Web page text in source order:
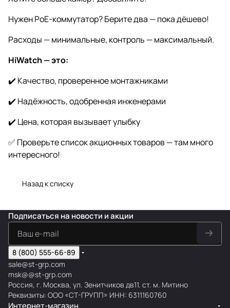
Нужен PoE-коммутатор? Берите два — пока дёшево!
Расходы — минимальные, контроль — максимальный.
HiWatch — это:
✔️ Качество, проверенное монтажниками
✔️ Надёжность, одобренная инженерами
✔️ Цена, которая вызывает улыбку
✅ Проверьте список акционных товаров — там много
интересного!
Назад к списку
Подписаться на новости и акции
8 (800) 555-66-89
sale@st-grp.com
msk@@st-grp.com
Россия, г. Москва, ул. Зенитчиков дв11. ст. м. Митино
Реквизиты: ООО «СТ-ГРУПП» ИНН: 6311160760
Интернет-магазин